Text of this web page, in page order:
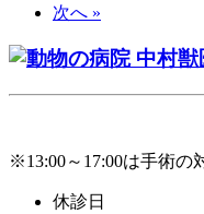
次へ »
※13:00～17:00は手術の
休診日